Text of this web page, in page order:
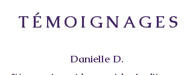
TÉMOIGNAGES
Danielle D.